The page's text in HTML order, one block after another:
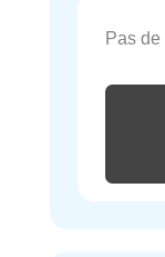
Pas